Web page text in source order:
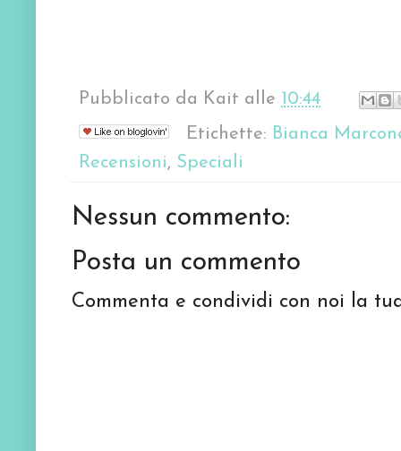
Pubblicato da Kait alle 10:44
Etichette: Bianca
Recensioni, Speciali
Nessun commento:
Posta un commento
Commenta e condividi con noi la